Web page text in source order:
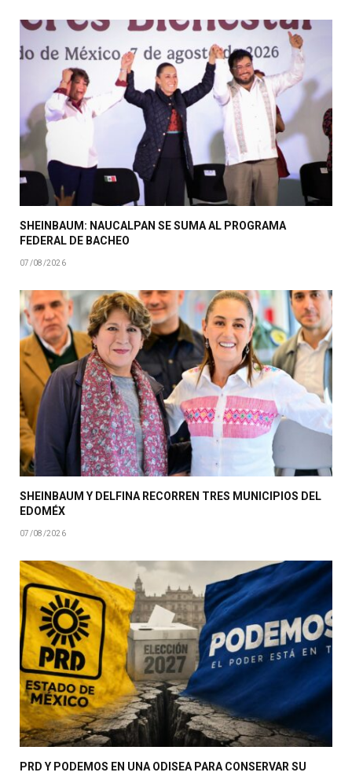
SHEINBAUM: NAUCALPAN SE SUMA AL PROGRAMA
FEDERAL DE BACHEO
07/08/2026
SHEINBAUM Y DELFINA RECORREN TRES MUNICIPIOS DEL
EDOMÉX
07/08/2026
PRD Y PODEMOS EN UNA ODISEA PARA CONSERVAR SU